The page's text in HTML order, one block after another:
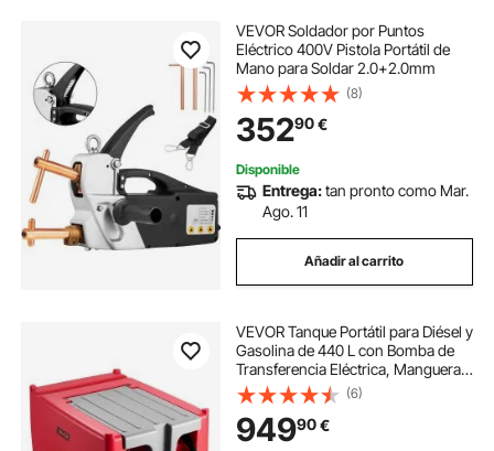
VEVOR Soldador por Puntos
Eléctrico 400V Pistola Portátil de
Mano para Soldar 2.0+2.0mm
(8)
35290€
Disponible
Entrega:tan pronto como Mar.
Ago. 11
Añadir al carrito
VEVOR Tanque Portátil para Diésel y
Gasolina de 440 L con Bomba de
Transferencia Eléctrica, Manguera
de 3,8 m y Boquilla de Repostaje
Automática, Tanque para
Transporte de Combustible, Rojo
(6)
94990€